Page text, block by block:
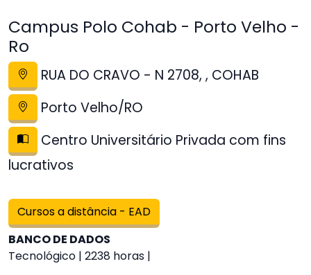
Campus Polo Cohab - Porto Velho -
Ro
RUA DO CRAVO - N 2708, , COHAB
Porto Velho/RO
Centro Universitário Privada com fins
lucrativos
Cursos a distância - EAD
BANCO DE DADOS
Tecnológico | 2238 horas |